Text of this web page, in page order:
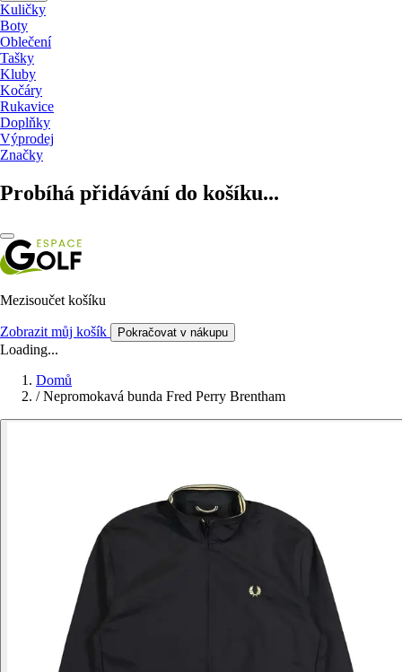
Kuličky
Boty
Oblečení
Tašky
Kluby
Kočáry
Rukavice
Doplňky
Výprodej
Značky
Probíhá přidávání do košíku...
Mezisoučet košíku
Zobrazit můj košík Pokračovat v nákupu
Loading...
Domů
/ Nepromokavá bunda Fred Perry Brentham